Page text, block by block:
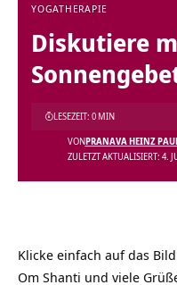
YOGATHERAPIE
Diskutiere
ZULETZT AKTUALISIERT: 4.
VONPRANAVA HEINZ
LESEZEIT: 0 MIN
Klicke einfach auf das
Om Shanti und viele